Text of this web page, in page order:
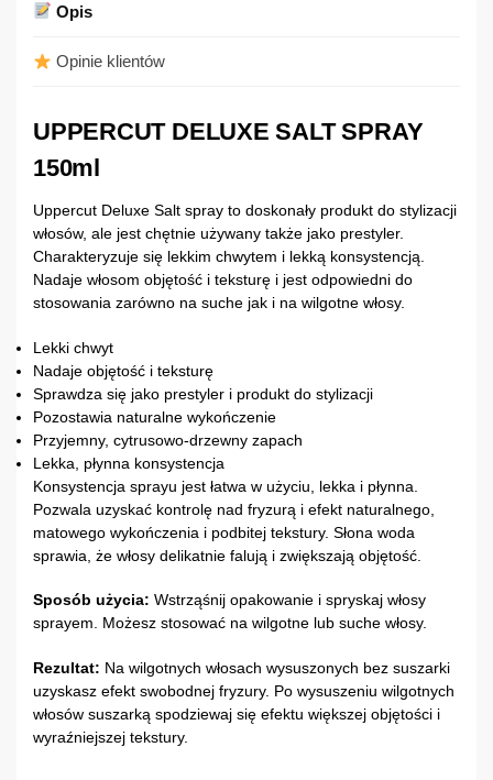
Opis
Opinie klientów
UPPERCUT DELUXE SALT SPRAY
150ml
Uppercut Deluxe Salt spray to doskonały produkt do stylizacji
włosów, ale jest chętnie używany także jako prestyler.
Charakteryzuje się lekkim chwytem i lekką konsystencją.
Nadaje włosom objętość i teksturę i jest odpowiedni do
stosowania zarówno na suche jak i na wilgotne włosy.
Lekki chwyt
Nadaje objętość i teksturę
Sprawdza się jako prestyler i produkt do stylizacji
Pozostawia naturalne wykończenie
Przyjemny, cytrusowo-drzewny zapach
Lekka, płynna konsystencja
Konsystencja sprayu jest łatwa w użyciu, lekka i płynna.
Pozwala uzyskać kontrolę nad fryzurą i efekt naturalnego,
matowego wykończenia i podbitej tekstury. Słona woda
sprawia, że włosy delikatnie falują i zwiększają objętość.
Sposób użycia: Wstrząśnij opakowanie i spryskaj włosy
sprayem. Możesz stosować na wilgotne lub suche włosy.
Rezultat: Na wilgotnych włosach wysuszonych bez suszarki
uzyskasz efekt swobodnej fryzury. Po wysuszeniu wilgotnych
włosów suszarką spodziewaj się efektu większej objętości i
wyraźniejszej tekstury.